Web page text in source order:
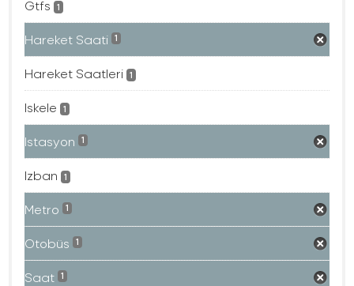
Gtfs 1
Hareket Saati 1
Hareket Saatleri 1
Iskele 1
Istasyon 1
Izban 1
Metro 1
Otobüs 1
Saat 1